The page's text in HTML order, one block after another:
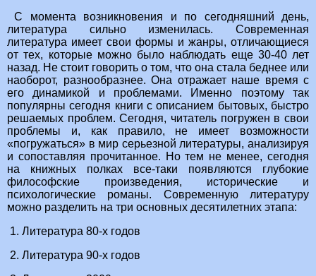
С момента возникновения и по сегодняшний день,
литература сильно изменилась. Современная
литература имеет свои формы и жанры, отличающиеся
от тех, которые можно было наблюдать еще 30-40 лет
назад. Не стоит говорить о том, что она стала беднее или
наоборот, разнообразнее. Она отражает наше время с
его динамикой и проблемами. Именно поэтому так
популярны сегодня книги с описанием бытовых, быстро
решаемых проблем. Сегодня, читатель погружен в свои
проблемы и, как правило, не имеет возможности
«погружаться» в мир серьезной литературы, анализируя
и сопоставляя прочитанное. Но тем не менее, сегодня
на книжных полках все-таки появляются глубокие
философские произведения, исторические и
психологические романы. Современную литературу
можно разделить на три основных десятилетних этапа:
1. Литература 80-х годов
2. Литература 90-х годов